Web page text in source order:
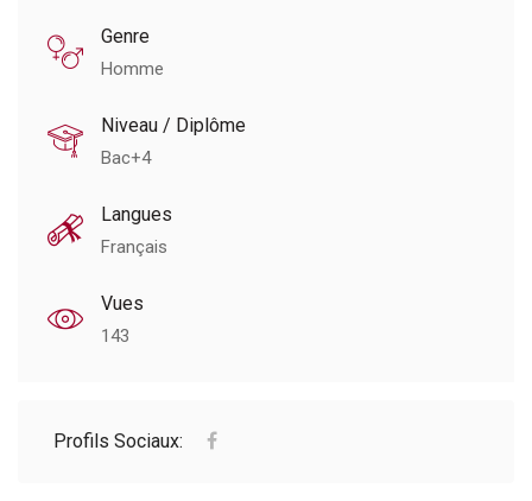
Genre
Homme
Niveau / Diplôme
Bac+4
Langues
Français
Vues
143
Profils Sociaux: